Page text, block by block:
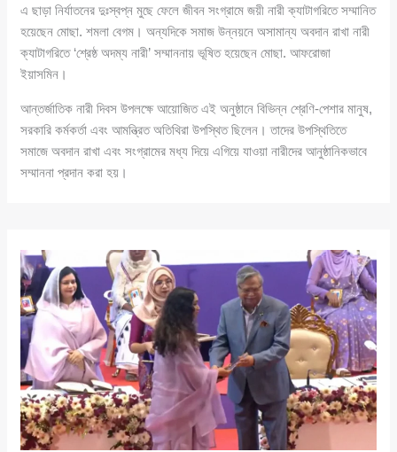
এ ছাড়া নির্যাতনের দুঃস্বপ্ন মুছে ফেলে জীবন সংগ্রামে জয়ী নারী ক্যাটাগরিতে সম্মানিত
হয়েছেন মোছা. শমলা বেগম। অন্যদিকে সমাজ উন্নয়নে অসামান্য অবদান রাখা নারী
ক্যাটাগরিতে ‘শ্রেষ্ঠ অদম্য নারী’ সম্মাননায় ভূষিত হয়েছেন মোছা. আফরোজা
ইয়াসমিন।
আন্তর্জাতিক নারী দিবস উপলক্ষে আয়োজিত এই অনুষ্ঠানে বিভিন্ন শ্রেণি-পেশার মানুষ,
সরকারি কর্মকর্তা এবং আমন্ত্রিত অতিথিরা উপস্থিত ছিলেন। তাদের উপস্থিতিতে
সমাজে অবদান রাখা এবং সংগ্রামের মধ্য দিয়ে এগিয়ে যাওয়া নারীদের আনুষ্ঠানিকভাবে
সম্মাননা প্রদান করা হয়।